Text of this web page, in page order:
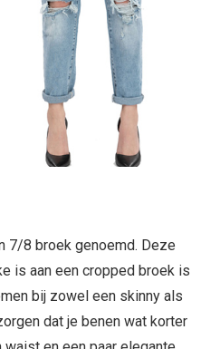
7/8 broek genoemd. Deze
is aan een cropped broek is
bij zowel een skinny als
dat je benen wat korter